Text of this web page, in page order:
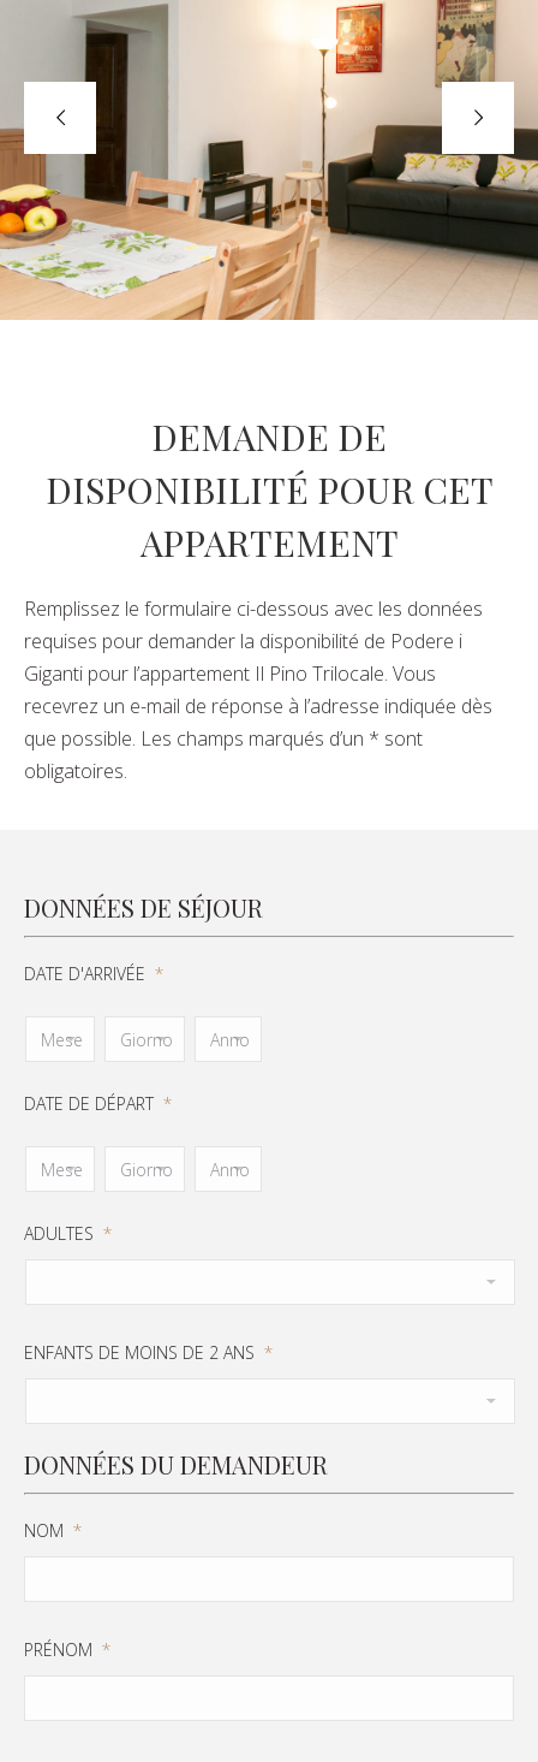
DEMANDE DE
DISPONIBILITÉ POUR CET
APPARTEMENT
Remplissez le formulaire ci-dessous avec les données
requises pour demander la disponibilité de Podere i
Giganti pour l’appartement Il Pino Trilocale. Vous
recevrez un e-mail de réponse à l’adresse indiquée dès
que possible. Les champs marqués d’un * sont
obligatoires.
DONNÉES DE SÉJOUR
DATE D'ARRIVÉE *
DATE DE DÉPART *
ADULTES *
ENFANTS DE MOINS DE 2 ANS *
DONNÉES DU DEMANDEUR
NOM *
PRÉNOM *